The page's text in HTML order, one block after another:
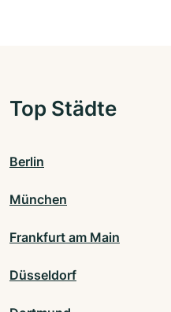
Top Städte
Berlin
München
Frankfurt am Main
Düsseldorf